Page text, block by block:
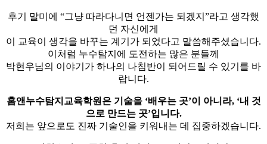
후기 말미에 “그냥 따라다니면 언젠가는 되겠지”라고 생각했
던 자신에게
이 교육이 생각을 바꾸는 계기가 되었다고 말씀해주셨습니다.
이처럼 누수탐지에 도전하는 많은 분들께
박현우님의 이야기가 하나의 나침반이 되어드릴 수 있기를 바
랍니다.
홈앤누수탐지교육학원은 기술을 ‘배우는 곳’이 아니라, ‘내 것
으로 만드는 곳’입니다.
저희는 앞으로도 진짜 기술인을 키워내는 데 집중하겠습니다.